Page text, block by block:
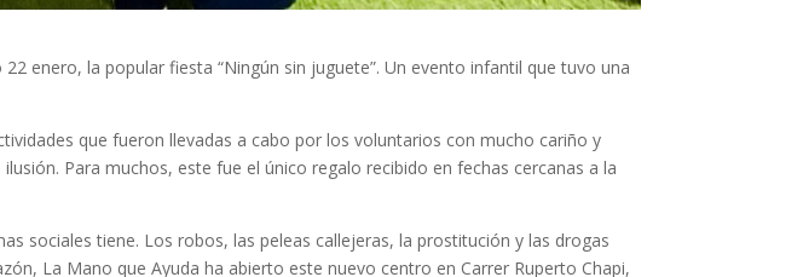
enero, la popular fiesta “Ningún sin juguete”. Un evento infantil que tuvo una
que fueron llevadas a cabo por los voluntarios con mucho cariño y
Para muchos, este fue el único regalo recibido en fechas cercanas a la
sociales tiene. Los robos, las peleas callejeras, la prostitución y las drogas
La Mano que Ayuda ha abierto este nuevo centro en Carrer Ruperto Chapi,